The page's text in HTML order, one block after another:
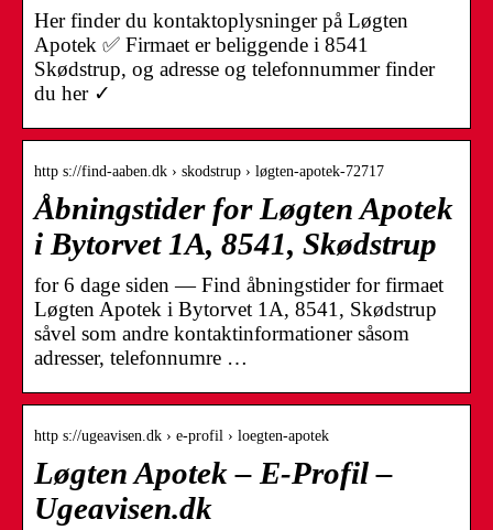
Her finder du kontaktoplysninger på Løgten
Apotek ✅ Firmaet er beliggende i 8541
Skødstrup, og adresse og telefonnummer finder
du her ✓
http s://find-aaben.dk › skodstrup › løgten-apotek-72717
Åbningstider for Løgten Apotek
i Bytorvet 1A, 8541, Skødstrup
for 6 dage siden — Find åbningstider for firmaet
Løgten Apotek i Bytorvet 1A, 8541, Skødstrup
såvel som andre kontaktinformationer såsom
adresser, telefonnumre …
http s://ugeavisen.dk › e-profil › loegten-apotek
Løgten Apotek – E-Profil –
Ugeavisen.dk